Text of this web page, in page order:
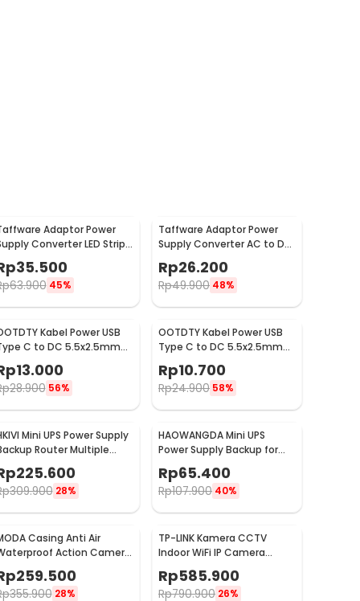
Adaptor Power
Converter LED Strip
AC to DC 12V 4A - 1240
35.500
63.900 45%
Taffware Adaptor Power
Supply Converter AC to DC
LED Strip 24V 2A - 2420 /
1820
Rp26.200
Rp49.900 48%
Kabel Power USB
C to DC 5.5x2.5mm
Charger Router CCTV
20V - PA12M
13.000
28.900 56%
OOTDTY Kabel Power USB
Type C to DC 5.5x2.5mm
97cm 12V - PA12M
Rp10.700
Rp24.900 58%
Mini UPS Power Supply
Router Multiple
Output 10400mAh - DCL-
225.600
309.900 28%
HAOWANGDA Mini UPS
Power Supply Backup for
CCTV Router Alarm
5400mAh - 12V2A
Rp65.400
Rp107.900 40%
Casing Anti Air
Action Camera
259.500
355.900 28%
TP-LINK Kamera CCTV
Indoor WiFi IP Camera
Smart AI Motion Tracking 2K
- Tapo C225
Rp585.900
Rp790.900 26%